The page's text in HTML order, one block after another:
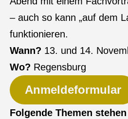
– auch so kann „auf dem
funktionieren.
Wann? 13. und 14.
Wo? Regensburg
Anmeldeformular
Folgende Themen